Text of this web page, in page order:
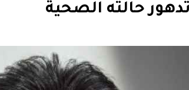
حالته الصحية